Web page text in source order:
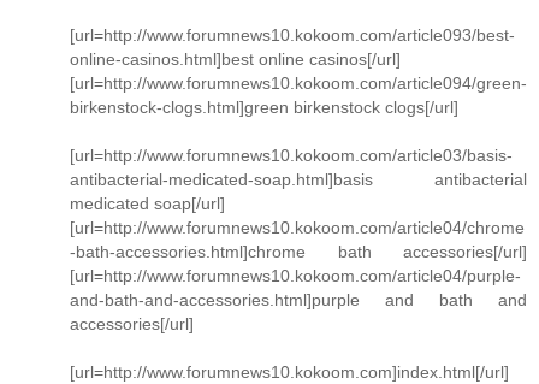
[url=http://www.forumnews10.kokoom.com/article093/best-
online-casinos.html]best online casinos[/url]
[url=http://www.forumnews10.kokoom.com/article094/green-
birkenstock-clogs.html]green birkenstock clogs[/url]
[url=http://www.forumnews10.kokoom.com/article03/basis-
antibacterial-medicated-soap.html]basis antibacterial
medicated soap[/url]
[url=http://www.forumnews10.kokoom.com/article04/chrome
-bath-accessories.html]chrome bath accessories[/url]
[url=http://www.forumnews10.kokoom.com/article04/purple-
and-bath-and-accessories.html]purple and bath and
accessories[/url]
[url=http://www.forumnews10.kokoom.com]index.html[/url]